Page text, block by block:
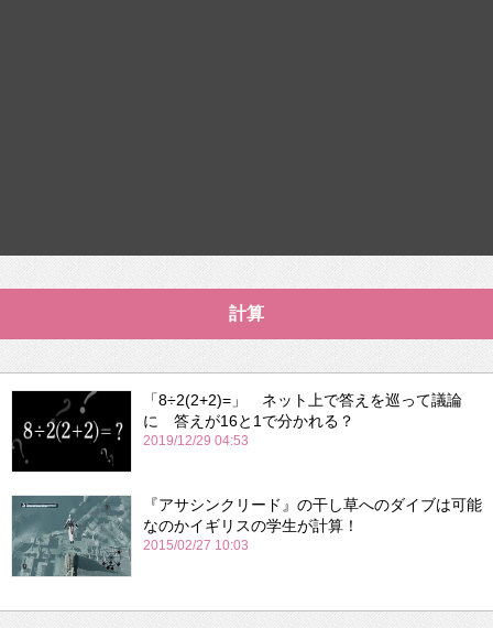
計算
「8÷2(2+2)=」 ネット上で答えを巡って議論
に 答えが16と1で分かれる？
2019/12/29 04:53
『アサシンクリード』の干し草へのダイブは可能
なのかイギリスの学生が計算！
2015/02/27 10:03